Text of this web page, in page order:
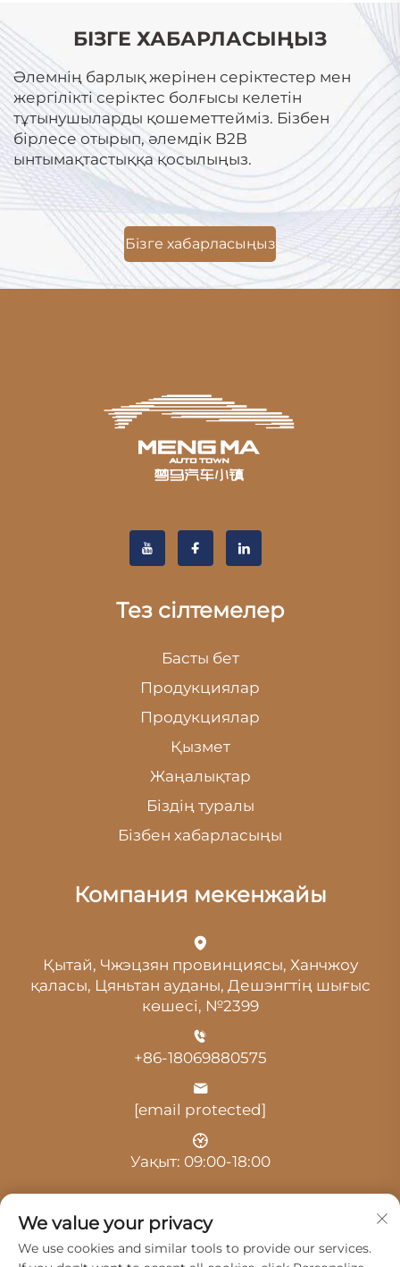
БІЗГЕ ХАБАРЛАСЫҢЫЗ
Әлемнің барлық жерінен серіктестер мен
жергілікті серіктес болғысы келетін
тұтынушыларды қошеметтейміз. Бізбен
бірлесе отырып, әлемдік B2B
ынтымақтастыққа қосылыңыз.
Бізге хабарласыңыз
Тез сілтемелер
Басты бет
Продукциялар
Продукциялар
Қызмет
Жаңалықтар
Біздің туралы
Бізбен хабарласыңы
Компания мекенжайы
Қытай, Чжэцзян провинциясы, Ханчжоу
қаласы, Цяньтан ауданы, Дешэнгтің шығыс
көшесі, №2399
+86-18069880575
[email protected]
Уақыт: 09:00-18:00
We value your privacy
We use cookies and similar tools to provide our services.